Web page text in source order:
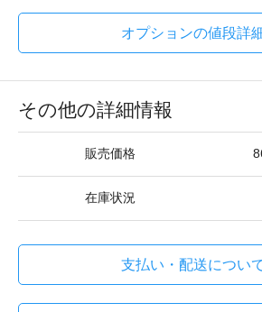
オプションの値段詳
その他の詳細情報
販売価格
在庫状況
支払い・配送につい